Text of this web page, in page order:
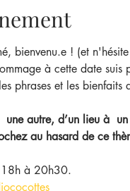
bienvenu.e ! (et
à cette date
phrases et les
une autre, d’un lieu à
au hasard de ce
18h à 20h30.